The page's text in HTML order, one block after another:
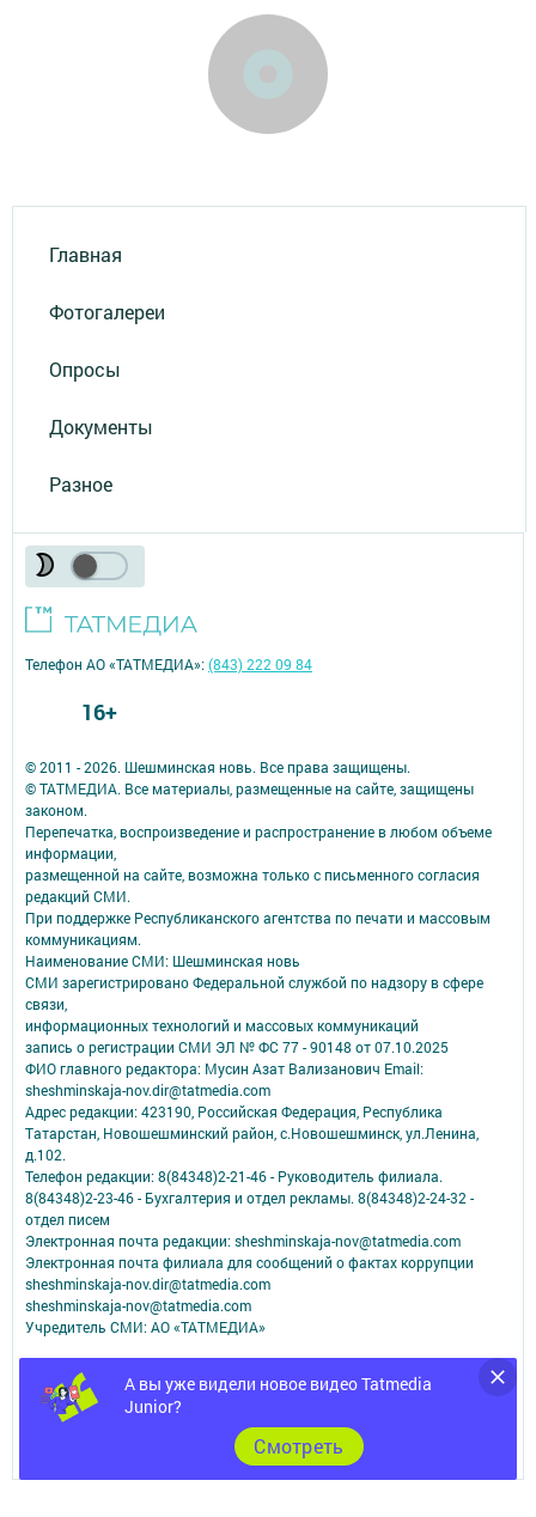
Главная
Фотогалереи
Опросы
Документы
Разное
А вы уже видели новое видео Tatmedia
Junior?
Cмотреть
© 2011 - 2026. Шешминская новь. Все права защищены.
© ТАТМЕДИА. Все материалы, размещенные на сайте, защищены
законом.
Перепечатка, воспроизведение и распространение в любом объеме
информации,
размещенной на сайте, возможна только с письменного согласия
редакций СМИ.
При поддержке Республиканского агентства по печати и массовым
коммуникациям.
Наименование СМИ: Шешминская новь
СМИ зарегистрировано Федеральной службой по надзору в сфере
связи,
информационных технологий и массовых коммуникаций
запись о регистрации СМИ ЭЛ № ФС 77 - 90148 от 07.10.2025
ФИО главного редактора: Мусин Азат Вализанович Email:
sheshminskaja-nov.dir@tatmedia.com
Адрес редакции: 423190, Российская Федерация, Республика
Татарстан, Новошешминский район, с.Новошешминск, ул.Ленина,
д.102.
Телефон редакции: 8(84348)2-21-46 - Руководитель филиала.
8(84348)2-23-46 - Бухгалтерия и отдел рекламы. 8(84348)2-24-32 -
отдел писем
Электронная почта редакции: sheshminskaja-nov@tatmedia.com
Электронная почта филиала для сообщений о фактах коррупции
sheshminskaja-nov.dir@tatmedia.com
sheshminskaja-nov@tatmedia.com
Учредитель СМИ: АО «ТАТМЕДИА»
Антикоррупционная политика
АО «ТАТМЕДИА» использует «cookie»для персонализации сервисов и
удобства пользователей сайтом.
Использование «cookie» можно отменить в настройках браузера.
Политика конфиденциальности
Телефон АО «ТАТМЕДИА»:(843) 222 09 84
16+